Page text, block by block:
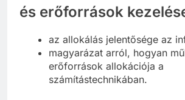
és erőforrások
az allokálás jelentősége az
magyarázat arról, hogyan
erőforrások allokációja a
számítástechnikában.